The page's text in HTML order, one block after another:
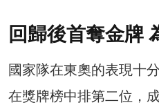
回歸後首奪金牌
國家隊在東奧的表現十
在獎牌榜中排第二位，